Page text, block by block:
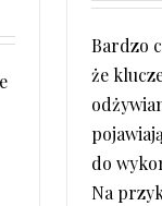
Bardzo
że
do
Na